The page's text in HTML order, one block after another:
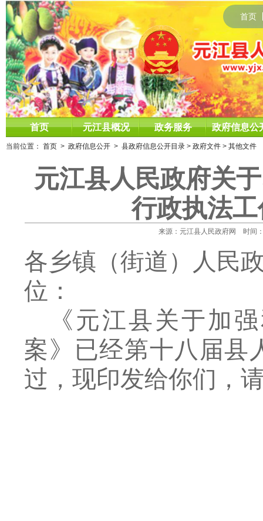
首页
首页 元江县概况 政务服务 政府信息公
当前位置： 首页 > 政府信息公开 > 县政府信息公开目录 > 政府文件 > 其他文件
元江县人民政府关
行政执法
来源：元江县人民政府网 时间
各乡镇（街道）人民
位：
《元江县关于加
案》已经第十八届县
过，现印发给你们，